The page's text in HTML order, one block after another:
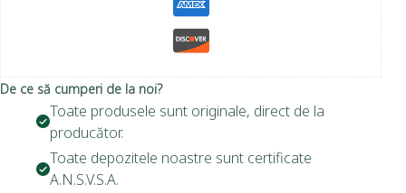
De ce să cumperi de la noi?
Toate produsele sunt originale, direct de la
producător.
Toate depozitele noastre sunt certificate
A.N.S.V.S.A.